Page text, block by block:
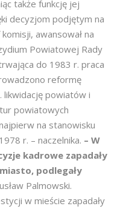
także funkcję jej
decyzjom podjętym na
awansował na
Powiatowej Rady
do 1983 r. praca
reformę
likwidację powiatów i
powiatowych
na stanowisku
r. – naczelnika. – W
kadrowe zapadały
podlegały
Palmowski.
w mieście zapadały